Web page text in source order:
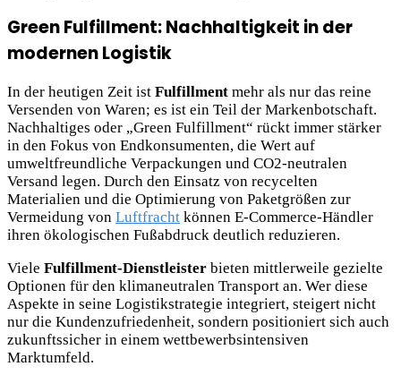
Green Fulfillment: Nachhaltigkeit in der
modernen Logistik
In der heutigen Zeit ist Fulfillment mehr als nur das reine
Versenden von Waren; es ist ein Teil der Markenbotschaft.
Nachhaltiges oder „Green Fulfillment“ rückt immer stärker
in den Fokus von Endkonsumenten, die Wert auf
umweltfreundliche Verpackungen und CO2-neutralen
Versand legen. Durch den Einsatz von recycelten
Materialien und die Optimierung von Paketgrößen zur
Vermeidung von Luftfracht können E-Commerce-Händler
ihren ökologischen Fußabdruck deutlich reduzieren.
Viele Fulfillment-Dienstleister bieten mittlerweile gezielte
Optionen für den klimaneutralen Transport an. Wer diese
Aspekte in seine Logistikstrategie integriert, steigert nicht
nur die Kundenzufriedenheit, sondern positioniert sich auch
zukunftssicher in einem wettbewerbsintensiven
Marktumfeld.